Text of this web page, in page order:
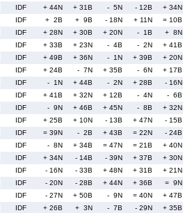
IDF + 44N + 31B - 5N - 12B + 34N
IDF + 2B + 9B - 18N + 11N = 10B
IDF + 28N + 30B + 20N - 1B + 8N
IDF + 33B + 23N - 4B - 2N + 41B
IDF + 49B + 36N - 1N + 39B + 20N
IDF + 24B - 7N + 35B - 6N + 17B
IDF - 1N + 44B - 2N + 28B - 16N
IDF + 41B + 32N + 12B - 4N - 6B
IDF - 9N + 46B + 45N - 8B + 32N
IDF + 25B + 10N - 13B + 47N - 15B
IDF = 39N - 2B + 43B = 22N - 24B
IDF - 8N + 34B = 47N = 21B + 40N
IDF + 34N - 14B - 39N + 37B + 30N
IDF - 16N - 33B + 48N + 31B + 21N
IDF - 20N - 28B + 44N + 36B = 9N
IDF - 27N + 50B - 9N = 40N + 47B
IDF + 26B + 3N - 7B - 29N + 35B